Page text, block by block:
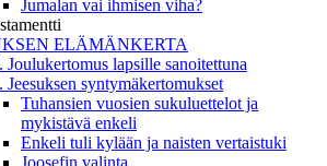
Jumalan vai ihmisen viha?
ELÄMÄNKERTA
Joulukertomus lapsille sanoitettuna
Jeesuksen syntymäkertomukset
Tuhansien vuosien sukuluettelot ja
mykistävä enkeli
Enkeli tuli kylään ja naisten vertaistuki